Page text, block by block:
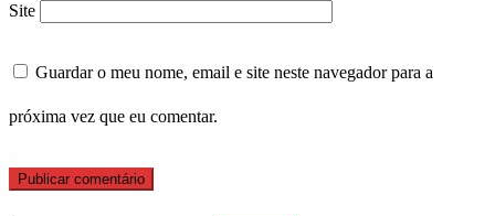
Site
Guardar o meu nome, email e site neste navegador para a
próxima vez que eu comentar.